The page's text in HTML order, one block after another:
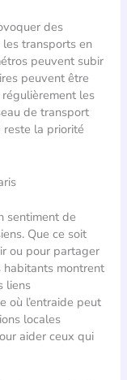
des
transports en
peuvent subir
peuvent être
les
de transport
reste la priorité
sentiment de
Que ce soit
ou pour partager
habitants montrent
liens
où l’entraide peut
locales
aider ceux qui